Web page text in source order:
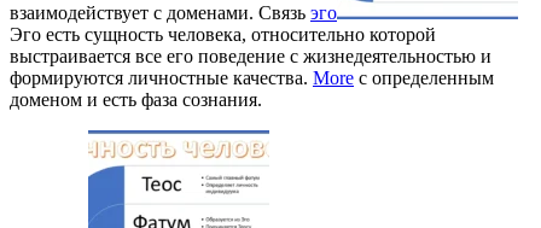
взаимодействует с доменами. Связь эго
Эго есть сущность человека, относительно которой
выстраивается все его поведение с жизнедеятельностью и
формируются личностные качества. More с определенным
доменом и есть фаза сознания.